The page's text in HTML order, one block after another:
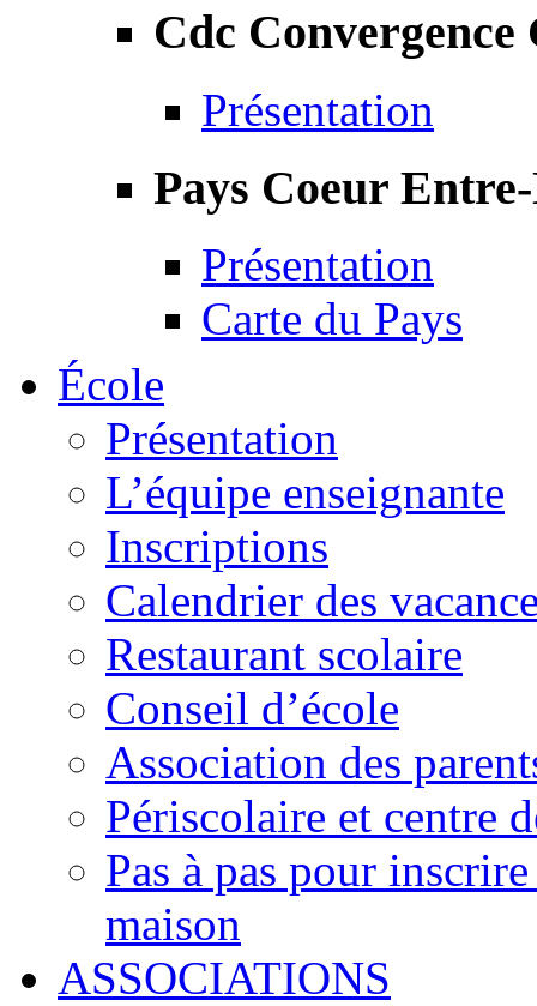
Cdc Convergence
Présentation
Pays Coeur
Présentation
Carte du Pays
École
Présentation
L’équipe enseignante
Inscriptions
Calendrier des
Restaurant scolaire
Conseil d’école
Association des
Périscolaire et centre
Pas à pas pour
maison
ASSOCIATIONS